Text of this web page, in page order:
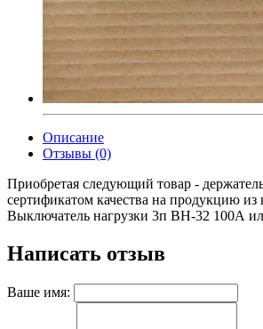
Описание
Отзывы (0)
Приобретая следующий товар -
сертификатом качества на продукцию
Выключатель нагрузки 3п ВН-32 100А
Написать отзыв
Ваше имя: